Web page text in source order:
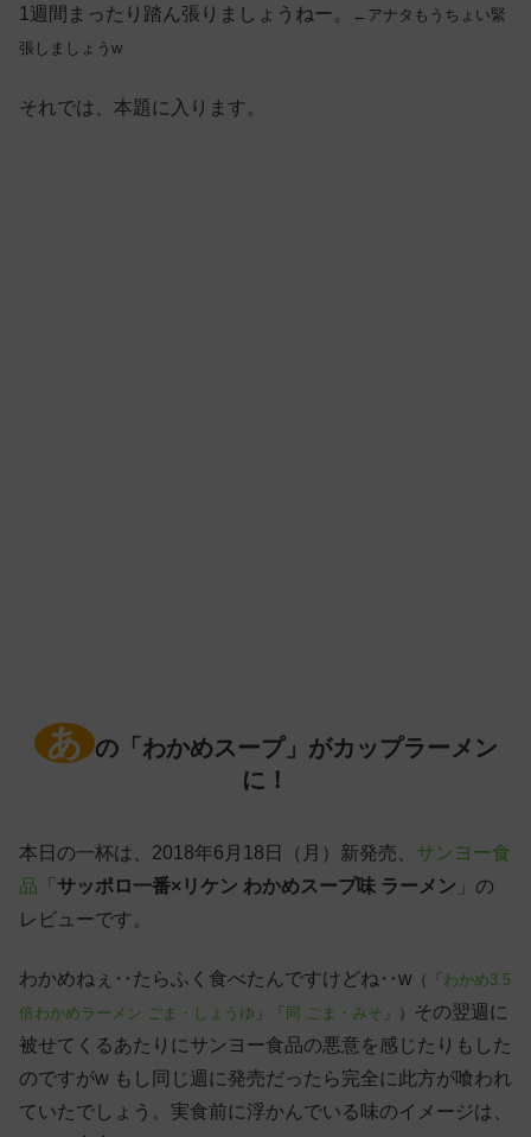
1週間まったり踏ん張りましょうねー。
←アナタもうちょい緊
張しましょうw
それでは、本題に入ります。
あ の「わかめスープ」がカップラーメン
に！
本日の一杯は、2018年6月18日（月）新発売、 サンヨー食
品 「 サッポロ一番×リケン わかめスープ味 ラーメン 」の
レビューです。
わかめねぇ‥たらふく食べたんですけどね‥w （「 わかめ3.5
倍わかめラーメン ごま・しょうゆ
同 ごま・みそ 」） その翌週に
被せてくるあたりにサンヨー食品の悪意を感じたりもした
のですがw もし同じ週に発売だったら完全に此方が喰われ
ていたでしょう。実食前に浮かんでいる味のイメージは、